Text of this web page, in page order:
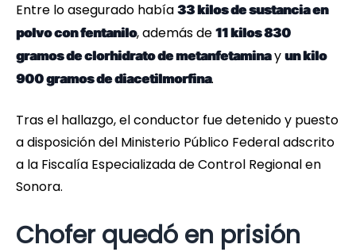
Entre lo asegurado había 33 kilos de sustancia en
polvo con fentanilo, además de 11 kilos 830
gramos de clorhidrato de metanfetaminay un kilo
900 gramos de diacetilmorfina.
Tras el hallazgo, el conductor fue detenido y puesto
a disposición del Ministerio Público Federal adscrito
a la Fiscalía Especializada de Control Regional en
Sonora.
Chofer quedó en prisión